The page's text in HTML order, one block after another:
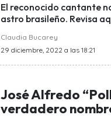
El reconocido cantante
astro brasileño. Revisa
Claudia Bucarey
29 diciembre, 2022 a las 18:21
José Alfredo
verdadero